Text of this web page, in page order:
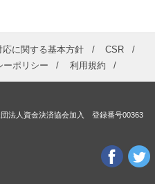
に関する基本方針
CSR
ーポリシー 利用規約
法人資金決済協会加入 登録番号00363